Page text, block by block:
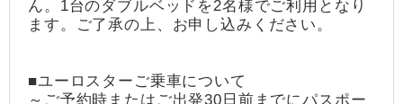
ん。1台のダブルベッドを2名様でご利用となり
ます。ご了承の上、お申し込みください。
■ユーロスターご乗車について
～ご予約時またはご出発30日前までにパスポー